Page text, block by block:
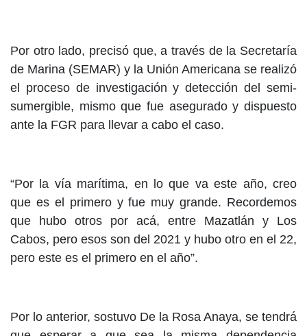
Por otro lado, precisó que, a través de la Secretaría
de Marina (SEMAR) y la Unión Americana se realizó
el proceso de investigación y detección del semi-
sumergible, mismo que fue asegurado y dispuesto
ante la FGR para llevar a cabo el caso.
“Por la vía marítima, en lo que va este año, creo
que es el primero y fue muy grande. Recordemos
que hubo otros por acá, entre Mazatlán y Los
Cabos, pero esos son del 2021 y hubo otro en el 22,
pero este es el primero en el año”.
Por lo anterior, sostuvo De la Rosa Anaya, se tendrá